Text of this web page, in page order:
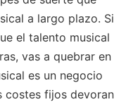
a largo plazo. Si
el talento musical
vas a quebrar en
es un negocio
costes fijos devoran